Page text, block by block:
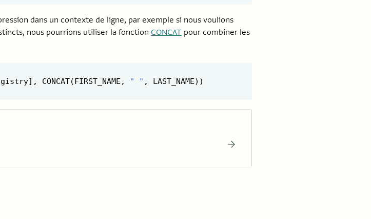
dans un contexte de ligne, par exemple si nous voulions
nous pourrions utiliser la fonction CONCAT pour combiner les
CONCAT(FIRST_NAME, " "